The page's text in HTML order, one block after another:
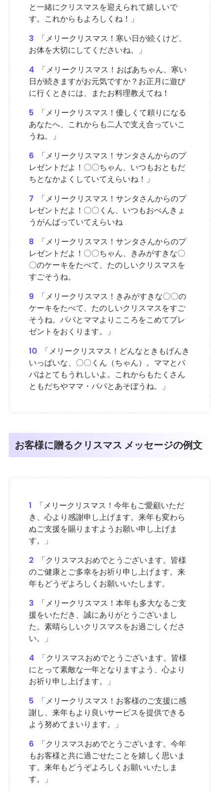
と一緒にクリスマスを迎えられて嬉しいで
す。これからもよろしくね！」
3
「メリークリスマス！寒い日が続くけど、
お体を大切にしてくださいね。」
4
「メリークリスマス！おばあちゃん、寒い
日が続きますがお元気ですか？お正月に遊び
に行くときには、またお料理教えてね！
5
「メリークリスマス！優しくて頼りになる
あなたへ、これからも二人で支え合っていこ
うね。」
6
「メリークリスマス！サンタさんからのプ
レゼントだよ！〇〇ちゃん、いつもおともだ
ちとなかよくしていてえらいね！」
7
「メリークリスマス！サンタさんからのプ
レゼントだよ！〇〇くん、いつもおべんきょ
うがんばっていてえらいね
8
「メリークリスマス！サンタさんからのプ
レゼントだよ！〇〇ちゃん、きみがすきな〇
〇のケーキをたべて、たのしいクリスマスを
すごそうね。
9
「メリークリスマス！きみがすきな〇〇の
ケーキをたべて、たのしいクリスマスをすご
そうね。パパとママよりこころをこめてプレ
ゼントをおくります。」
10
「メリークリスマス！どんなときもげんき
いっぱいな、〇〇くん（ちゃん）。ママとパ
パはとてもうれしいよ。これからもたくさん
ともだちやママ・パパとあそぼうね。」
お客様に贈るクリスマス メッセージの例文
1
「メリークリスマス！今年もご愛顧いただ
き、心より感謝申し上げます。来年も変わら
ぬご支援を賜りますようお願い申し上げま
す。」
2
「クリスマスおめでとうございます。皆様
のご健康とご多幸をお祈り申し上げます。来
年もどうぞよろしくお願いいたします。
3
「メリークリスマス！本年も多大なるご支
援をいただき、誠にありがとうございまし
た。素晴らしいクリスマスをお過ごしくださ
い。」
4
「クリスマスおめでとうございます。皆様
にとって素敵な一年となりますよう、心より
お祈り申し上げます。」
5
「メリークリスマス！お客様のご支援に感
謝し、来年もより良いサービスを提供できる
よう努めてまいります。」
6
「クリスマスおめでとうございます。今年
もお客様と共に過ごせたことを嬉しく思いま
す。来年もどうぞよろしくお願いいたしま
す。」